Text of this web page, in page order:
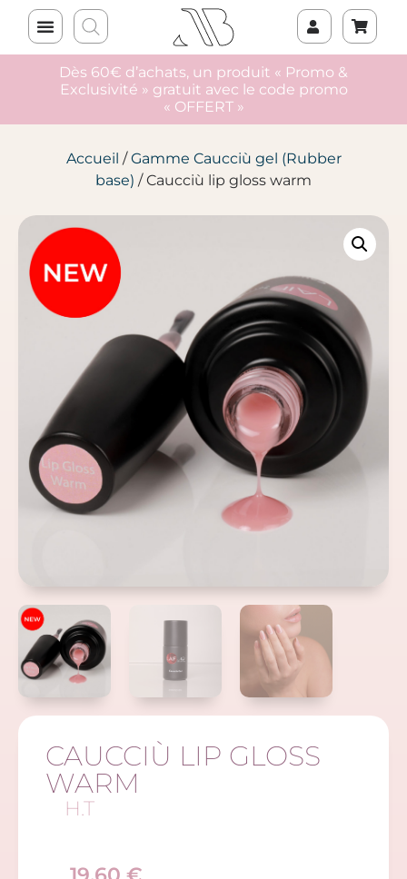
Dès 60€ d’achats, un produit « Promo &
Exclusivité » gratuit avec le code promo
« OFFERT »
Accueil /Gamme Caucciù gel (Rubber
base) / Caucciù lip gloss warm
CAUCCIÙ LIP GLOSS
WARM
H.T